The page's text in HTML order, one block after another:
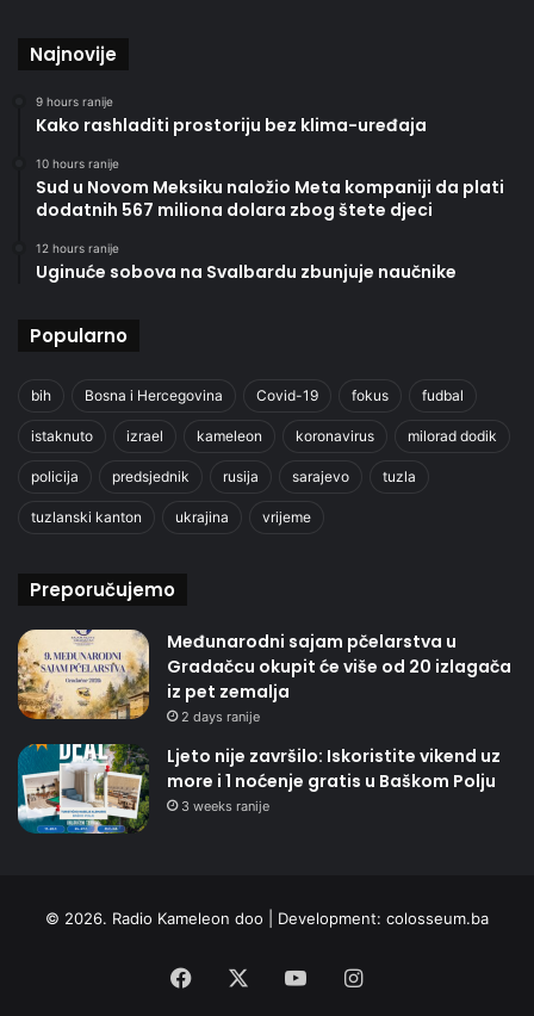
Najnovije
9 hours ranije
Kako rashladiti prostoriju bez klima-uređaja
10 hours ranije
Sud u Novom Meksiku naložio Meta kompaniji da plati
dodatnih 567 miliona dolara zbog štete djeci
12 hours ranije
Uginuće sobova na Svalbardu zbunjuje naučnike
Popularno
bih Bosna i Hercegovina Covid-19 fokus fudbal
istaknuto izrael kameleon koronavirus milorad dodik
policija predsjednik rusija sarajevo tuzla
tuzlanski kanton ukrajina vrijeme
Preporučujemo
Međunarodni sajam pčelarstva u
Gradačcu okupit će više od 20 izlagača
iz pet zemalja
2 days ranije
Ljeto nije završilo: Iskoristite vikend uz
more i 1 noćenje gratis u Baškom Polju
3 weeks ranije
© 2026. Radio Kameleon doo | Development: colosseum.ba
Facebook YouTubeInstagram